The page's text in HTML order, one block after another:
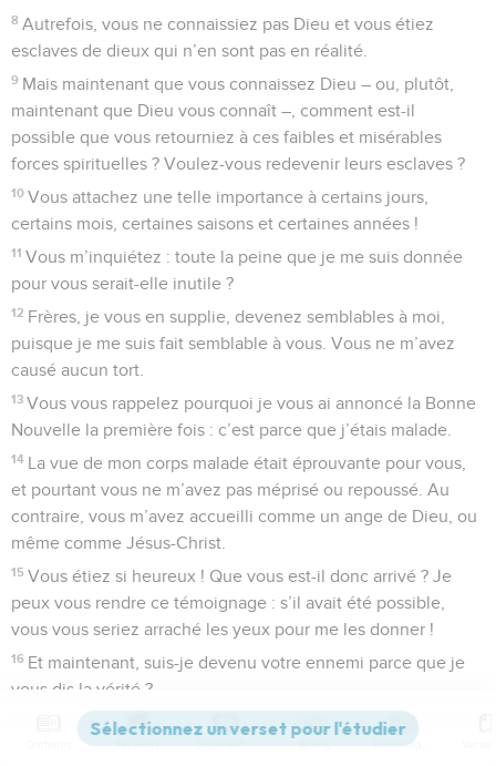
8 Autrefois, vous ne connaissiez pas Dieu et vous étiez
esclaves de dieux qui n’en sont pas en réalité.
9 Mais maintenant que vous connaissez Dieu – ou, plutôt,
maintenant que Dieu vous connaît –, comment est-il
possible que vous retourniez à ces faibles et misérables
forces spirituelles ? Voulez-vous redevenir leurs esclaves ?
10 Vous attachez une telle importance à certains jours,
certains mois, certaines saisons et certaines années !
11 Vous m’inquiétez : toute la peine que je me suis donnée
pour vous serait-elle inutile ?
12 Frères, je vous en supplie, devenez semblables à moi,
puisque je me suis fait semblable à vous. Vous ne m’avez
causé aucun tort.
13 Vous vous rappelez pourquoi je vous ai annoncé la Bonne
Nouvelle la première fois : c’est parce que j’étais malade.
14 La vue de mon corps malade était éprouvante pour vous,
et pourtant vous ne m’avez pas méprisé ou repoussé. Au
contraire, vous m’avez accueilli comme un ange de Dieu, ou
même comme Jésus-Christ.
15 Vous étiez si heureux ! Que vous est-il donc arrivé ? Je
peux vous rendre ce témoignage : s’il avait été possible,
vous vous seriez arraché les yeux pour me les donner !
16 Et maintenant, suis-je devenu votre ennemi parce que je
vous dis la vérité ?
Il en est d’autres qui manifestent beaucoup d’intérêt pour
vous, mais dont les intentions ne sont pas bonnes. Ce qu’ils
Versions Commentaires Strong